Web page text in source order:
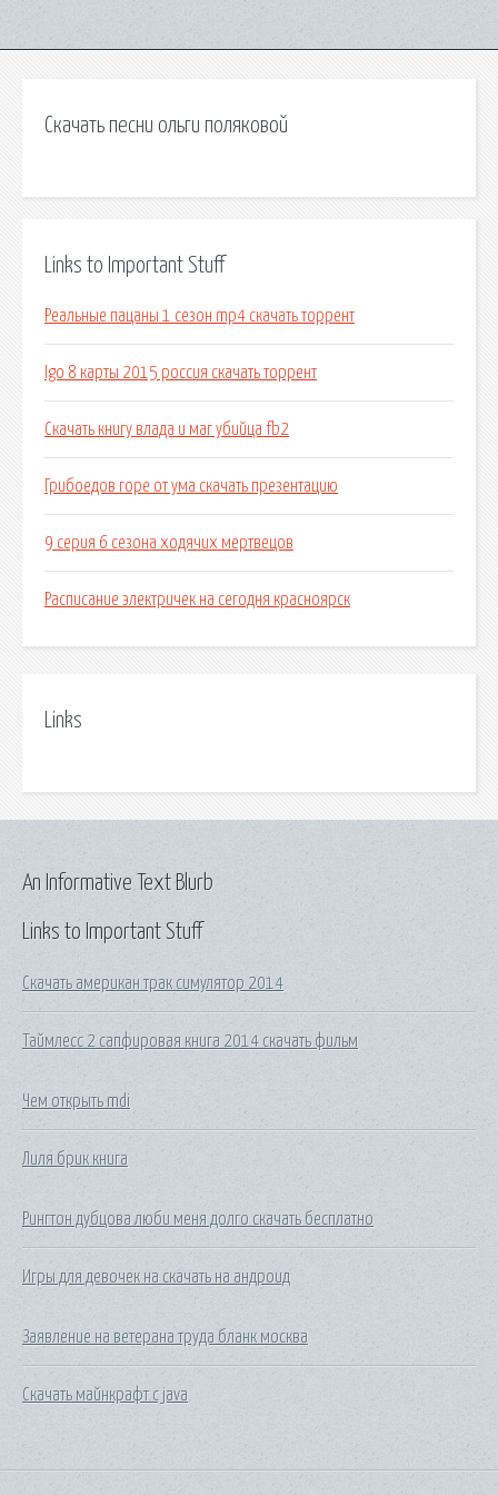
Скачать песни ольги поляковой
Links to Important Stuff
Реальные пацаны 1 сезон mp4 скачать торрент
Igo 8 карты 2015 россия скачать торрент
Скачать книгу влада и маг убийца fb2
Грибоедов горе от ума скачать презентацию
9 серия 6 сезона ходячих мертвецов
Расписание электричек на сегодня красноярск
Links
Links to Important Stuff
Скачать американ трак симулятор 2014
Таймлесс 2 сапфировая книга 2014 скачать фильм
Чем открыть mdi
Лиля брик книга
Рингтон дубцова люби меня долго скачать бесплатно
Игры для девочек на скачать на андроид
Заявление на ветерана труда бланк москва
Скачать майнкрафт с java
An Informative Text Blurb